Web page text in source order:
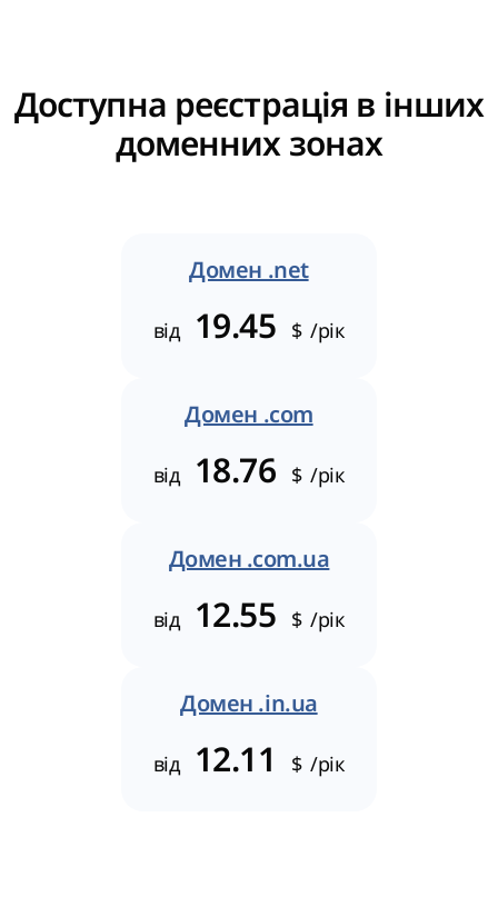
Доступна реєстрація в інших
доменних зонах
Домен .net
від 19.45 $ /рік
Домен .com
від 18.76 $ /рік
Домен .com.ua
від 12.55 $ /рік
Домен .in.ua
від 12.11 $ /рік